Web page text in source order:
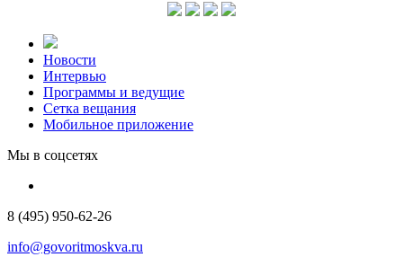
Новости
Интервью
Программы и ведущие
Сетка вещания
Мобильное приложение
Мы в соцсетях
8 (495) 950-62-26
info@govoritmoskva.ru